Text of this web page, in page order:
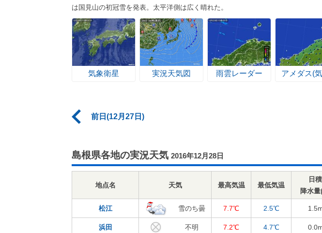
は国見山の初冠雪を発表。太平洋側は広く晴れた。
気象衛星 実況天気図 雨雲レーダー アメダス(
前日(12月27日)
島根県各地の実況天気 2016年12月28日
地点名 天気 最高気温 最低気温
日
降水
松江 雪のち曇 7.7℃ 2.5℃ 1.5
浜田 不明 7.2℃ 4.7℃ 0.0